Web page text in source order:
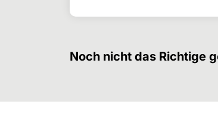
Noch nicht das Richtige